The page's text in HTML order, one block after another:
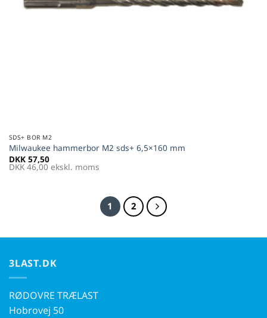
SDS+ BOR M2
Milwaukee hammerbor M2 sds+ 6,5×160 mm
DKK 57,50
DKK 46,00 ekskl. moms
1 2
3LAST.DK
RØDOVRE TRÆLAST
Hobrovej 50